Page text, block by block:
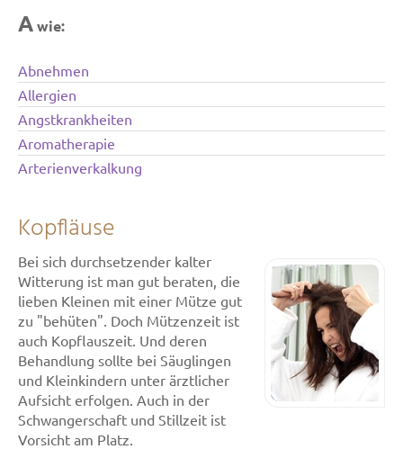
Awie:
Abnehmen
Allergien
Angstkrankheiten
Aromatherapie
Arterienverkalkung
Kopfläuse
Bei sich durchsetzender kalter
Witterung ist man gut beraten, die
lieben Kleinen mit einer Mütze gut
zu "behüten". Doch Mützenzeit ist
auch Kopflauszeit. Und deren
Behandlung sollte bei Säuglingen
und Kleinkindern unter ärztlicher
Aufsicht erfolgen. Auch in der
Schwangerschaft und Stillzeit ist
Vorsicht am Platz.